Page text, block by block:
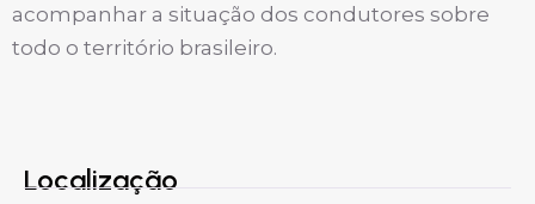
acompanhar a situação dos condutores sobre
todo o território brasileiro.
Localização